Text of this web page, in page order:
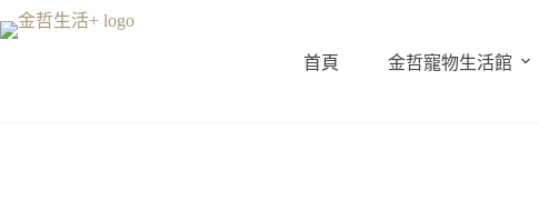
至
首頁 金哲寵物生活館